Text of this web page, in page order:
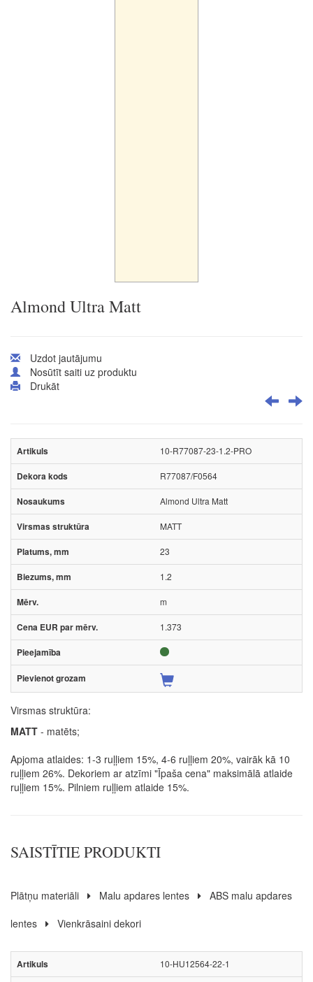
Almond Ultra Matt
Uzdot jautājumu
Nosūtīt saiti uz produktu
Drukāt
10-R77087-23-1.2-PRO
R77087/F0564
Almond Ultra Matt
MATT
23
1.2
m
1.373
Virsmas struktūra:
MATT - matēts;
Apjoma atlaides: 1-3 ruļļiem 15%, 4-6 ruļļiem 20%, vairāk kā 10
ruļļiem 26%. Dekoriem ar atzīmi "Īpaša cena" maksimālā atlaide
ruļļiem 15%. Pilniem ruļļiem atlaide 15%.
SAISTĪTIE PRODUKTI
Plātņu materiāli Malu apdares lentes
ABS malu apdares
lentes
Vienkrāsaini dekori
10-HU12564-22-1